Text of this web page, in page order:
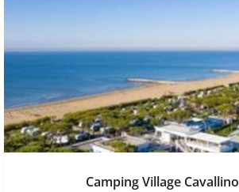
Camping Village Cavallino